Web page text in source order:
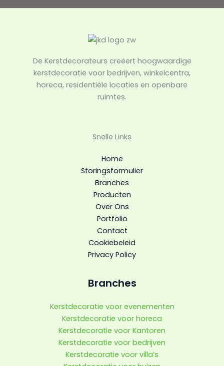
De Kerstdecorateurs creëert hoogwaardige
kerstdecoratie voor bedrijven, winkelcentra,
horeca, residentiële locaties en openbare
ruimtes.
Snelle Links
Home
Storingsformulier
Branches
Producten
Over Ons
Portfolio
Contact
Cookiebeleid
Privacy Policy
Branches
Kerstdecoratie voor evenementen
Kerstdecoratie voor horeca
Kerstdecoratie voor Kantoren
Kerstdecoratie voor bedrijven
Kerstdecoratie voor villa’s